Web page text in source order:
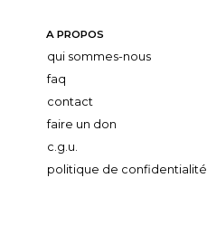
A PROPOS
qui sommes-nous
faq
contact
faire un don
c.g.u.
politique de confidentialité